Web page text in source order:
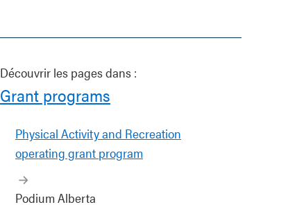
Découvrir les pages dans :
Grant programs
Physical Activity and Recreation
operating grant program
Podium Alberta